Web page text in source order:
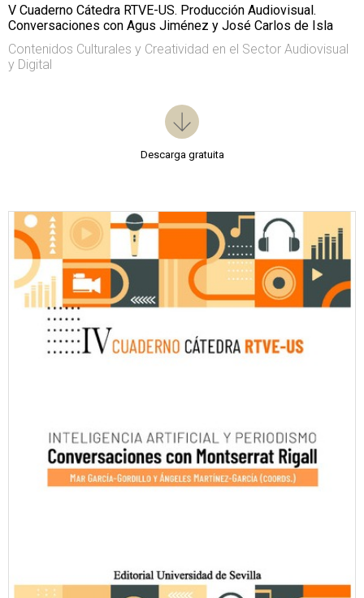
V Cuaderno Cátedra RTVE-US. Producción Audiovisual.
Conversaciones con Agus Jiménez y José Carlos de Isla
Contenidos Culturales y Creatividad en el Sector Audiovisual
y Digital
Descarga gratuita